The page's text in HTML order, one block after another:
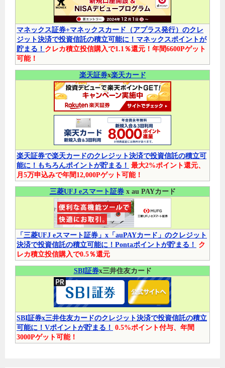
マネックス証券+マネックスカード（アプラス発行）のクレ
ジット決済で投資信託の積立可能に！マネックスポイントが
貯まる！ クレカ積立投信購入で1.1％還元！年間6600Pゲット
可能！
楽天証券x楽天カード
楽天証券で楽天カードのクレジット決済で投資信託の積立可
能に！もちろんポイントが貯まる！ 最大2%ポイント還元、
月5万申込みで年間12,000Pゲット可能！
三菱UFJ eスマート証券x au PAYカード
「三菱UFJ eスマート証券」x「auPAYカード」のクレジット
決済で投資信託の積立可能に！Pontaポイントが貯まる！
ク
レカ積立投信購入で0.5％還元
SBI証券x三井住友カード
SBI証券x三井住友カードのクレジット決済で投資信託の積立
可能に！Vポイントが貯まる！ 0.5%ポイント付与、年間
3000Pゲット可能！